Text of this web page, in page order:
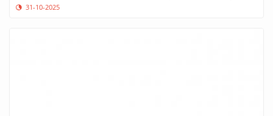
31-10-2025